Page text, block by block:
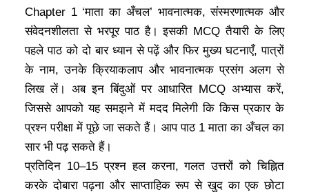
Chapter 1 ‘माता का अँचल’ भावनात्मक, संस्मरणात्मक और
संवेदनशीलता से भरपूर पाठ है। इसकी MCQ तैयारी के लिए
पहले पाठ को दो बार ध्यान से पढ़ें और फिर मुख्य घटनाएँ, पात्रों
के नाम, उनके क्रियाकलाप और भावनात्मक प्रसंग अलग से
लिख लें। अब इन बिंदुओं पर आधारित MCQ अभ्यास करें,
जिससे आपको यह समझने में मदद मिलेगी कि किस प्रकार के
प्रश्न परीक्षा में पूछे जा सकते हैं। आप पाठ 1 माता का अँचल का
सार भी पढ़ सकते हैं।
प्रतिदिन 10–15 प्रश्न हल करना, गलत उत्तरों को चिह्नित
करके दोबारा पढ़ना और साप्ताहिक रूप से खुद का एक छोटा